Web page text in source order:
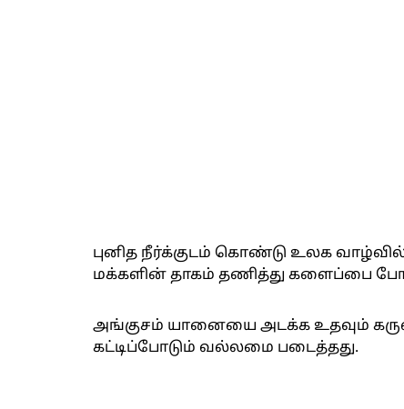
புனித நீர்க்குடம் கொண்டு உலக
மக்களின் தாகம் தணித்து களைப்பை
அங்குசம் யானையை அடக்க உதவும்
கட்டிப்போடும் வல்லமை படைத்தது.